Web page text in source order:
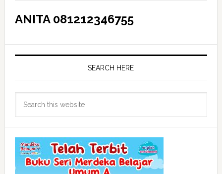
ANITA 081212346755
SEARCH HERE